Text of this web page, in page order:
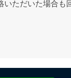
ただいた場合も